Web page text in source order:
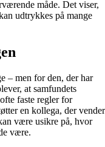
måde. Det viser,
udtrykkes på mange
– men for den, der har
at samfundets
faste regler for
en kollega, der vender
være usikre på, hvor
være.